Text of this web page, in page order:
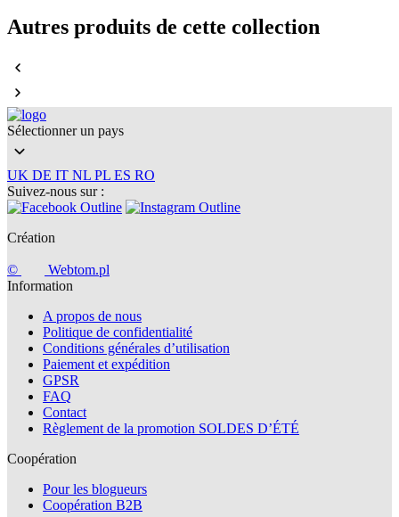
Autres produits de cette collection
Sélectionner un pays
UK DE IT NL PL ES RO
Suivez-nous sur :
Création
©
Webtom.pl
Information
A propos de nous
Politique de confidentialité
Conditions générales d’utilisation
Paiement et expédition
GPSR
FAQ
Contact
Règlement de la promotion SOLDES D’ÉTÉ
Coopération
Pour les blogueurs
Coopération B2B